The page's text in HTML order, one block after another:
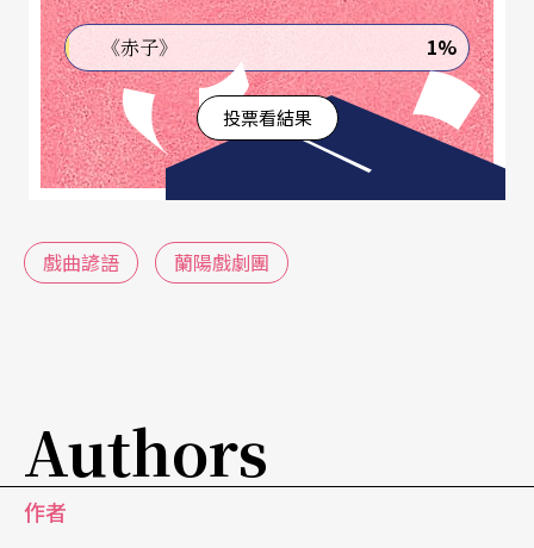
家。不過劇作家倒比老天爺公平一些，在不少戲劇
情節中都安排了主人翁高中狀元「登科第」，衣錦
還鄕的場面，風風光光地彌補一點心理缺憾。上聯
「五經不讀登科第」充分表現了這種現實與戲劇之
間的差距，也算是劇團演員的自我解嘲。
戲劇是一種限時性的藝術，一切事件都必須濃縮在
到才子佳人雙雙拜堂，就知道他們已經過一連串社
會的「公定」禮俗，成爲「合法」夫妻，並即將
「入洞房」完成從「婚前」邁入「婚後」的最後程
《赤子》 1%
投票看結果
戲曲諺語 蘭陽戲劇團
Authors
作者